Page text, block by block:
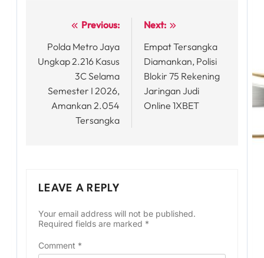
navigation
Previous:
Polda Metro Jaya
Ungkap 2.216 Kasus
3C Selama
Semester I 2026,
Amankan 2.054
Tersangka
Next:
Empat Tersangka
Diamankan, Polisi
Blokir 75 Rekening
Jaringan Judi
Online 1XBET
LEAVE A REPLY
Your email address will not be published.
Required fields are marked *
Comment *